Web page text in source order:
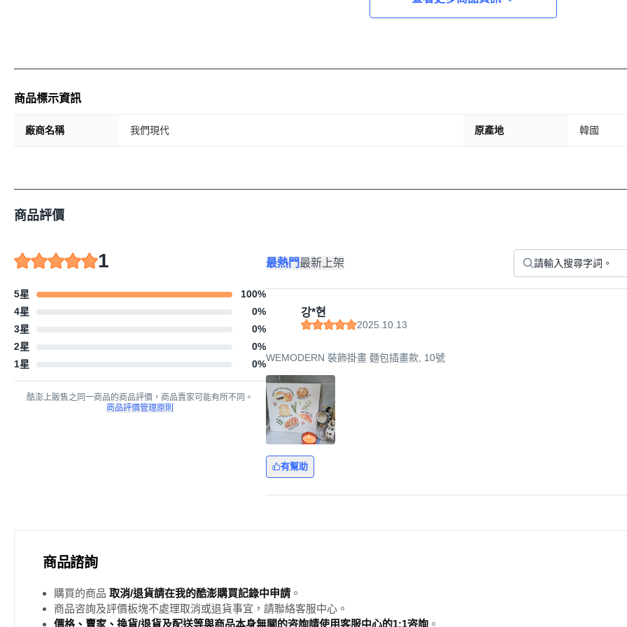
商品標示資訊
廠商名稱 我們現代 原產地 韓國
商品評價
1
5星 100%
4星
0%
3星
0%
2星
0%
1星
0%
酷澎上販售之同一商品的商品評價，商品賣家可能有所不同。
商品評價管理原則
最熱門最新上架
강*현
2025.10.13
WEMODERN 裝飾掛畫 麵包插畫款, 10號
有幫助
商品諮詢
購買的商品 取消/退貨請在我的酷澎購買記錄中申請 。
商品咨詢及評價板塊不處理取消或退貨事宜，請聯絡客服中心。
價格、賣家、換貨/退貨及配送等與商品本身無關的咨詢請使用客服中心的1:1咨詢 。